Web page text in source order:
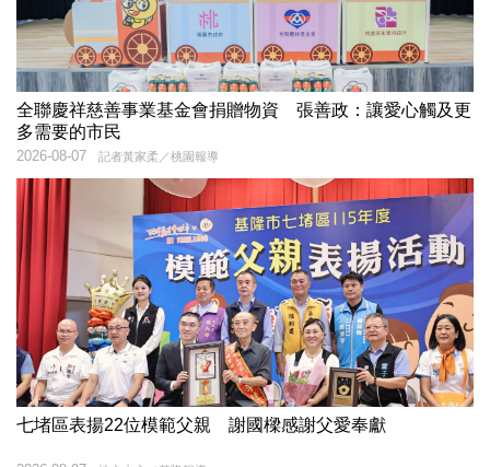
全聯慶祥慈善事業基金會捐贈物資 張善政：讓愛心觸及更
多需要的市民
記者黃家柔／桃園報導
2026-08-07
七堵區表揚22位模範父親 謝國樑感謝父愛奉獻